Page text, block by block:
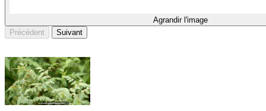
Agrandir l'image
Précédent
Suivant